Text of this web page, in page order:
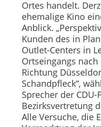
Ortes handelt.
ehemalige Kino
Anblick.
Kunden des in
Outlet-Centers in
Ortseingangs nach
Richtung
Schandpfleck“,
Sprecher der
Bezirksvertretung
Alle Versuche, die